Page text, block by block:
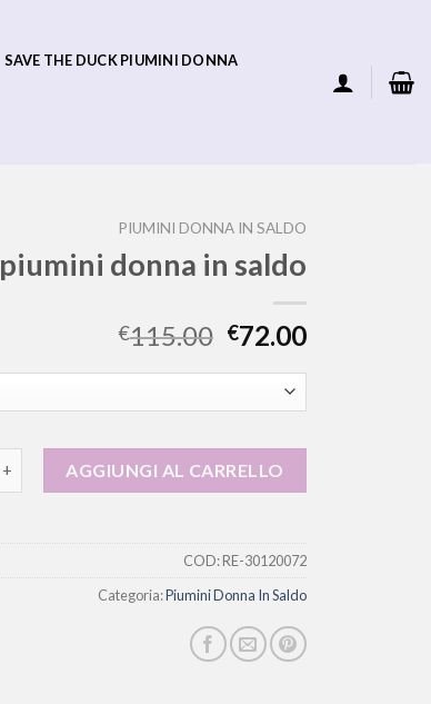
SAVE THE DUCK PIUMINI DONNA
PIUMINI DONNA IN SALDO
piumini donna in saldo
€115.00 €72.00
AGGIUNGI AL CARRELLO
COD:RE-30120072
Categoria:Piumini Donna In Saldo